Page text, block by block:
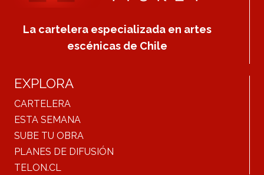
La cartelera especializada en artes
escénicas de Chile
EXPLORA
CARTELERA
ESTA SEMANA
SUBE TU OBRA
PLANES DE DIFUSIÓN
TELON.CL